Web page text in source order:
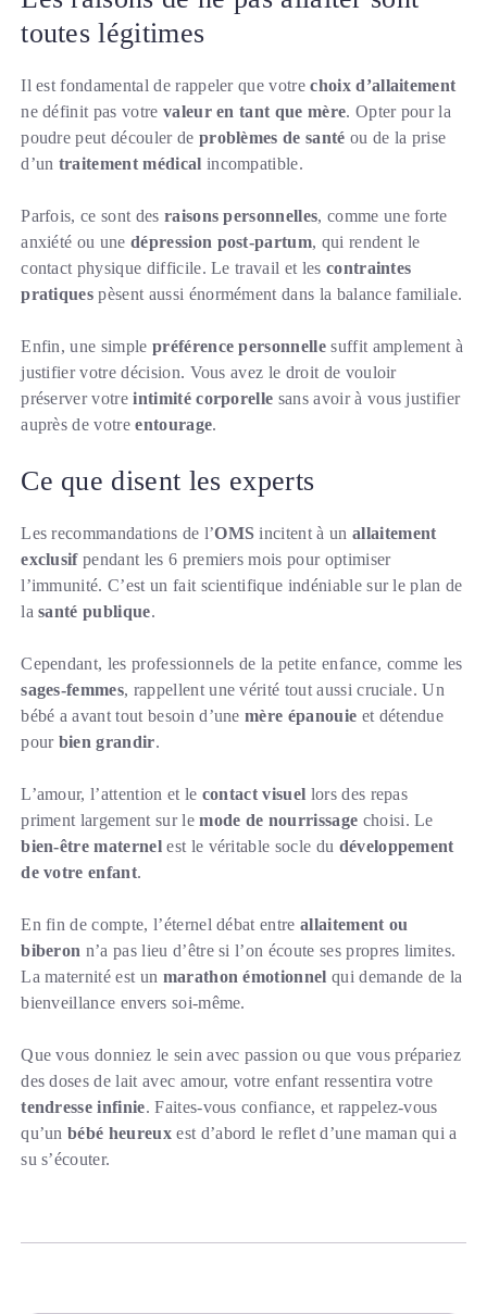
toutes légitimes
Il est fondamental de rappeler que votrechoix d’allaitement
ne définit pas votre valeur en tant que mère. Opter pour la
poudre peut découler de problèmes de santé ou de la prise
d’un traitement médical incompatible.
Parfois, ce sont des raisons personnelles, comme une forte
anxiété ou une dépression post-partum, qui rendent le
contact physique difficile. Le travail et les contraintes
pratiques pèsent aussi énormément dans la balance familiale.
Enfin, une simple préférence personnelle suffit amplement à
justifier votre décision. Vous avez le droit de vouloir
préserver votreintimité corporelle sans avoir à vous justifier
auprès de votreentourage.
Ce que disent les experts
Les recommandations de l’OMS incitent à un allaitement
exclusifpendant les 6 premiers mois pour optimiser
l’immunité. C’est un fait scientifique indéniable sur le plan de
lasanté publique.
Cependant, les professionnels de la petite enfance, comme les
sages-femmes, rappellent une vérité tout aussi cruciale. Un
bébé a avant tout besoin d’unemère épanouie et détendue
pour bien grandir.
L’amour, l’attention et le contact visuel lors des repas
priment largement sur lemode de nourrissage choisi. Le
bien-être maternelest le véritable socle du développement
de votre enfant.
En fin de compte, l’éternel débat entre allaitement ou
biberon n’a pas lieu d’être si l’on écoute ses propres limites.
La maternité est un marathon émotionnel qui demande de la
bienveillance envers soi-même.
Que vous donniez le sein avec passion ou que vous prépariez
des doses de lait avec amour, votre enfant ressentira votre
tendresse infinie. Faites-vous confiance, et rappelez-vous
qu’unbébé heureuxest d’abord le reflet d’une maman qui a
su s’écouter.